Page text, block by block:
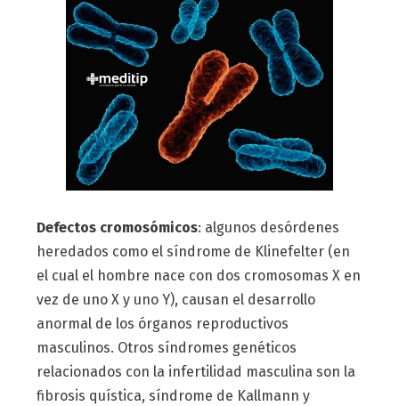
Defectos cromosómicos: algunos desórdenes
heredados como el síndrome de Klinefelter (en
el cual el hombre nace con dos cromosomas X en
vez de uno X y uno Y), causan el desarrollo
anormal de los órganos reproductivos
masculinos. Otros síndromes genéticos
relacionados con la infertilidad masculina son la
fibrosis quística, síndrome de Kallmann y